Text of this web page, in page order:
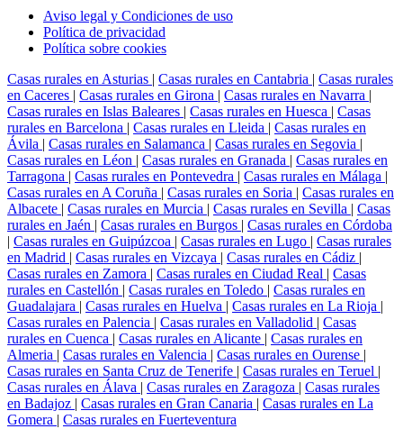
Aviso legal y Condiciones de uso
Política de privacidad
Política sobre cookies
Casas rurales en Asturias | Casas rurales en Cantabria | Casas rurales
en Caceres | Casas rurales en Girona | Casas rurales en Navarra |
Casas rurales en Islas Baleares | Casas rurales en Huesca | Casas
rurales en Barcelona | Casas rurales en Lleida | Casas rurales en
Ávila | Casas rurales en Salamanca | Casas rurales en Segovia |
Casas rurales en Léon | Casas rurales en Granada | Casas rurales en
Tarragona | Casas rurales en Pontevedra | Casas rurales en Málaga |
Casas rurales en A Coruña | Casas rurales en Soria | Casas rurales en
Albacete | Casas rurales en Murcia | Casas rurales en Sevilla | Casas
rurales en Jaén | Casas rurales en Burgos | Casas rurales en Córdoba
| Casas rurales en Guipúzcoa | Casas rurales en Lugo | Casas rurales
en Madrid | Casas rurales en Vizcaya | Casas rurales en Cádiz |
Casas rurales en Zamora | Casas rurales en Ciudad Real | Casas
rurales en Castellón | Casas rurales en Toledo | Casas rurales en
Guadalajara | Casas rurales en Huelva | Casas rurales en La Rioja |
Casas rurales en Palencia | Casas rurales en Valladolid | Casas
rurales en Cuenca | Casas rurales en Alicante | Casas rurales en
Almeria | Casas rurales en Valencia | Casas rurales en Ourense |
Casas rurales en Santa Cruz de Tenerife | Casas rurales en Teruel |
Casas rurales en Álava | Casas rurales en Zaragoza | Casas rurales
en Badajoz | Casas rurales en Gran Canaria | Casas rurales en La
Gomera | Casas rurales en Fuerteventura